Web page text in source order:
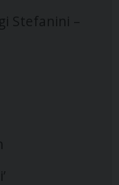
Stefanini –